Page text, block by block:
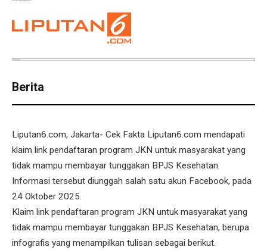
Berita
Liputan6.com, Jakarta- Cek Fakta Liputan6.com mendapati
klaim link pendaftaran program JKN untuk masyarakat yang
tidak mampu membayar tunggakan BPJS Kesehatan.
Informasi tersebut diunggah salah satu akun Facebook, pada
24 Oktober 2025.
Klaim link pendaftaran program JKN untuk masyarakat yang
tidak mampu membayar tunggakan BPJS Kesehatan, berupa
infografis yang menampilkan tulisan sebagai berikut.